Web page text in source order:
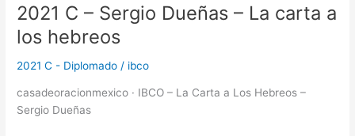
2021 C – Sergio Dueñas – La carta a
los hebreos
2021 C - Diplomado / ibco
casadeoracionmexico · IBCO – La Carta a Los Hebreos –
Sergio Dueñas